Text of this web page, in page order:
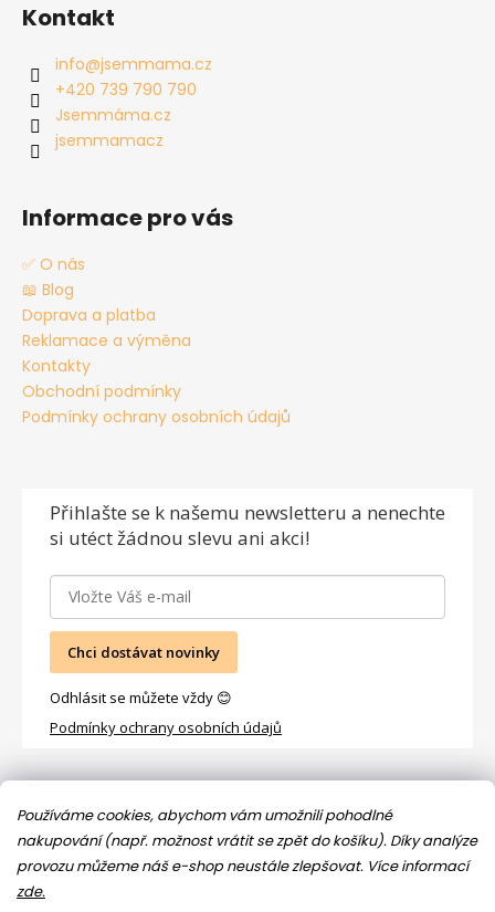
Používáme cookies, abychom vám umožnili pohodlné
nakupování (např. možnost vrátit se zpět do košíku). Díky analýze
provozu můžeme náš e-shop neustále zlepšovat. Více informací
zde.
Kontakt
info@jsemmama.cz
+420 739 790 790
Jsemmáma.cz
jsemmamacz
Informace pro vás
✅ O nás
📖 Blog
Doprava a platba
Reklamace a výměna
Kontakty
Obchodní podmínky
Podmínky ochrany osobních údajů
Přihlašte se k našemu newsletteru a nenechte
si utéct žádnou slevu ani akci!
Chci dostávat novinky
Odhlásit se můžete vždy 😊
Podmínky ochrany osobních údajů
Facebook